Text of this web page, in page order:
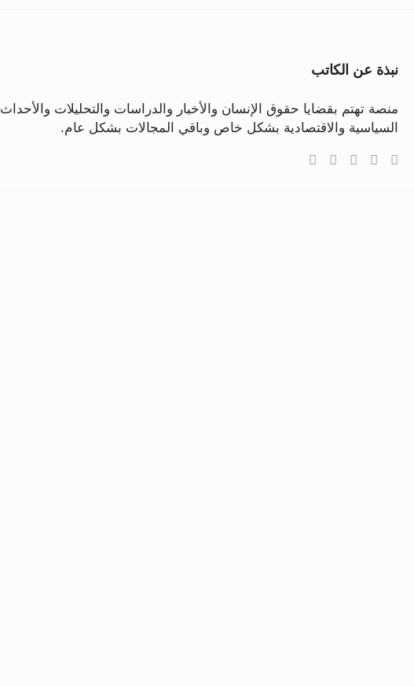
نبذة عن الكاتب
منصة تهتم بقضايا حقوق الإنسان والأخبار والدراسات والتحليلات والأحداث
السياسية والاقتصادية بشكل خاص وباقي المجالات بشكل عام.